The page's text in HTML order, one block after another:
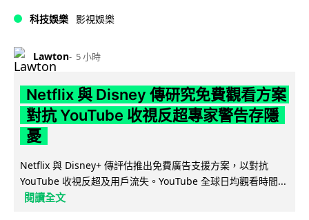
科技娛樂 影視娛樂
Lawton 5 小時
Netflix 與 Disney 傳研究免費觀看方案
對抗 YouTube 收視反超專家警告存隱
憂
Netflix 與 Disney+ 傳評估推出免費廣告支援方案，以對抗
YouTube 收視反超及用戶流失。YouTube 全球日均觀看時間...
閱讀全文